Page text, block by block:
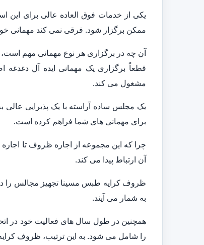
یکی از خدمات فوق العاده عالی برای
ممکن برگزار شود. فرقی نمی کند مهمانی
آن چه در برگزاری هر نوع مهمانی مهم
قطعاً برگزاری یک مهمانی ایده آل
مشغول می کند.
یک مجلس ساده آراسته با یک پذیرایی
برای مهمانی های شما فراهم کرده است.
چرا که این مجموعه از اجاره ظروف تا
آن ارتباط پیدا می کند.
به شمار می آیند.
را شامل می شود. به این ترتیب، ظروف